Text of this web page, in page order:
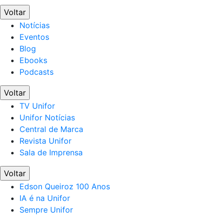
Voltar
Notícias
Eventos
Blog
Ebooks
Podcasts
Voltar
TV Unifor
Unifor Notícias
Central de Marca
Revista Unifor
Sala de Imprensa
Voltar
Edson Queiroz 100 Anos
IA é na Unifor
Sempre Unifor